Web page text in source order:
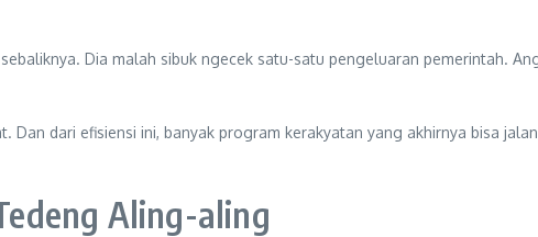
Dia malah sibuk ngecek satu-satu pengeluaran pemerintah.
dari efisiensi ini, banyak program kerakyatan yang akhirnya bisa
Aling-aling